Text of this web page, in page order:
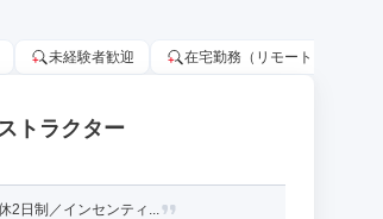
未経験者歓迎 在宅勤務（リモートワーク）OK
トラクター
2日制／インセンティ...